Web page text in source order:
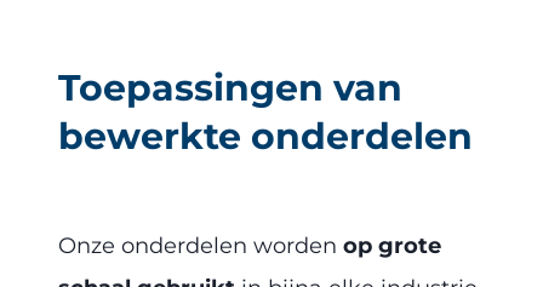
Toepassingen van
bewerkte onderdelen
Onze onderdelen worden op grote